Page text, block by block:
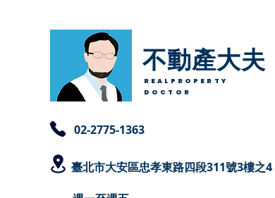
不動產大夫
REALPROPERTY
DOCTOR
​02-2775-1363
臺北市大安區忠孝東路四段311號3樓之4